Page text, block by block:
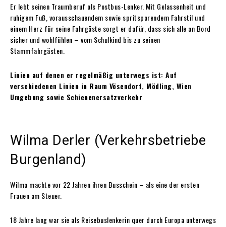
Er lebt seinen Traumberuf als Postbus-Lenker. Mit Gelassenheit und
ruhigem Fuß, vorausschauendem sowie spritsparendem Fahrstil und
einem Herz für seine Fahrgäste sorgt er dafür, dass sich alle an Bord
sicher und wohlfühlen – vom Schulkind bis zu seinen
Stammfahrgästen.
Linien auf denen er regelmäßig unterwegs ist: Auf
verschiedenen Linien in Raum Vösendorf, Mödling, Wien
Umgebung sowie Schienenersatzverkehr
Wilma Derler (Verkehrsbetriebe
Burgenland)
Wilma machte vor 22 Jahren ihren Busschein – als eine der ersten
Frauen am Steuer.
18 Jahre lang war sie als Reisebuslenkerin quer durch Europa unterwegs